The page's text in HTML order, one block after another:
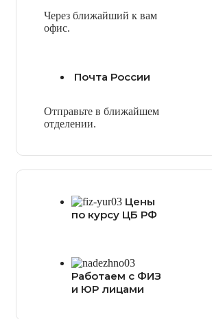
Через ближайший к вам
офис.
Почта России
Отправьте в ближайшем
отделении.
Цены
по курсу ЦБ РФ
Работаем с ФИЗ
и ЮР лицами